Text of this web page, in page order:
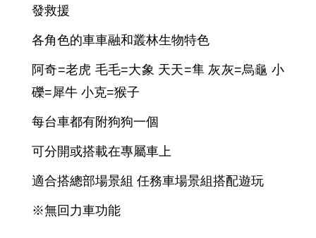
發救援
各角色的車車融和叢林生物特色
阿奇=老虎 毛毛=大象 天天=隼 灰灰=烏龜 小
礫=犀牛 小克=猴子
每台車都有附狗狗一個
可分開或搭載在專屬車上
適合搭總部場景組 任務車場景組搭配遊玩
※無回力車功能